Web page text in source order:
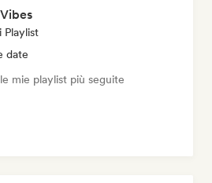
Playlist
date
mie playlist più seguite